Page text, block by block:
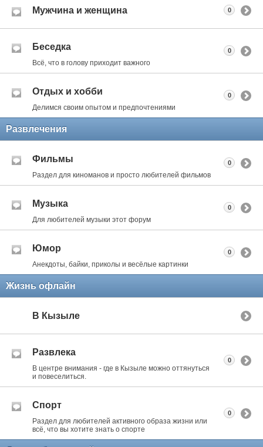
Мужчина и женщина 0
Беседка
Всё, что в голову приходит важного
0
Отдых и хобби
Делимся своим опытом и предпочтениями
0
Развлечения
Фильмы
Раздел для киноманов и просто любителей фильмов
0
Музыка
Для любителей музыки этот форум
0
Юмор
Анекдоты, байки, приколы и весёлые картинки
0
Жизнь офлайн
В Кызыле
Развлека
В центре внимания - где в Кызыле можно оттянуться
и повеселиться.
0
Спорт
Раздел для любителей активного образа жизни или
всё, что вы хотите знать о спорте
0